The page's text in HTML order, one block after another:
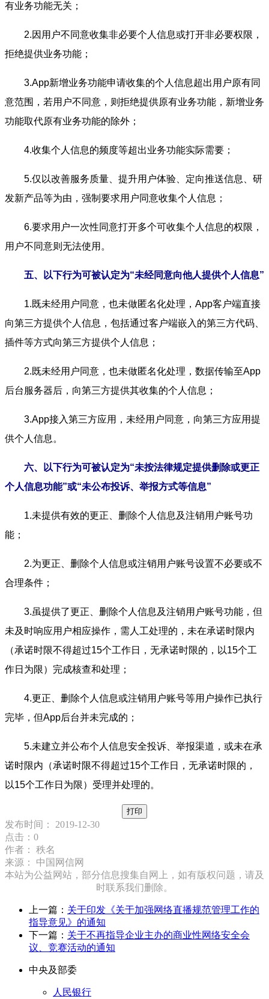
有业务功能无关；
2.因用户不同意收集非必要个人信息或打开非必要权限，
拒绝提供业务功能；
3.App新增业务功能申请收集的个人信息超出用户原有同
意范围，若用户不同意，则拒绝提供原有业务功能，新增业务
功能取代原有业务功能的除外；
4.收集个人信息的频度等超出业务功能实际需要；
5.仅以改善服务质量、提升用户体验、定向推送信息、研
发新产品等为由，强制要求用户同意收集个人信息；
6.要求用户一次性同意打开多个可收集个人信息的权限，
用户不同意则无法使用。
五、以下行为可被认定为“未经同意向他人提供个人信息”
1.既未经用户同意，也未做匿名化处理，App客户端直接
向第三方提供个人信息，包括通过客户端嵌入的第三方代码、
插件等方式向第三方提供个人信息；
2.既未经用户同意，也未做匿名化处理，数据传输至App
后台服务器后，向第三方提供其收集的个人信息；
3.App接入第三方应用，未经用户同意，向第三方应用提
供个人信息。
六、以下行为可被认定为“未按法律规定提供删除或更正
个人信息功能”或“未公布投诉、举报方式等信息”
1.未提供有效的更正、删除个人信息及注销用户账号功
能；
2.为更正、删除个人信息或注销用户账号设置不必要或不
合理条件；
3.虽提供了更正、删除个人信息及注销用户账号功能，但
未及时响应用户相应操作，需人工处理的，未在承诺时限内
（承诺时限不得超过15个工作日，无承诺时限的，以15个工
作日为限）完成核查和处理；
4.更正、删除个人信息或注销用户账号等用户操作已执行
完毕，但App后台并未完成的；
5.未建立并公布个人信息安全投诉、举报渠道，或未在承
诺时限内（承诺时限不得超过15个工作日，无承诺时限的，
以15个工作日为限）受理并处理的。
打印
发布时间： 2019-12-30
点击： 0
作者： 秩名
来源： 中国网信网
本站为公益网站，部分信息搜集自网上，如有版权问题，请及
时联系我们删除。
上一篇： 关于印发《关于加强网络直播规范管理工作的
指导意见》的通知
下一篇： 关于不再指导企业主办的商业性网络安全会
议、竞赛活动的通知
中央及部委
人民银行